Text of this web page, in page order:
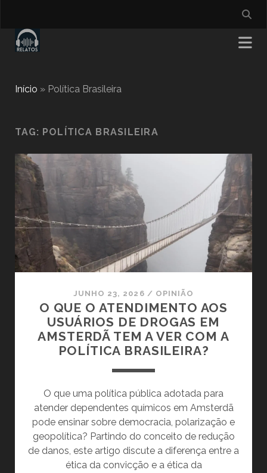
Início » Política Brasileira
TAG: POLÍTICA BRASILEIRA
JUNHO 23, 2026 / OPINIÃO
O QUE O ATENDIMENTO AOS
USUÁRIOS DE DROGAS EM
AMSTERDÃ TEM A VER COM A
POLÍTICA BRASILEIRA?
O que uma política pública adotada para
atender dependentes químicos em Amsterdã
pode ensinar sobre democracia, polarização e
geopolítica? Partindo do conceito de redução
de danos, este artigo discute a diferença entre a
ética da convicção e a ética da